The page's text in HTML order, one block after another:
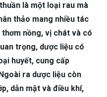
là một loại rau mà
thảo mang nhiều tác
nồng, vị chát và có
trọng, dược liệu có
huyết, cung cấp
ra dược liệu còn
dẫn mật và điều khí,